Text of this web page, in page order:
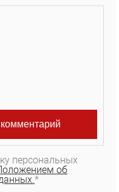
персональных
об
*